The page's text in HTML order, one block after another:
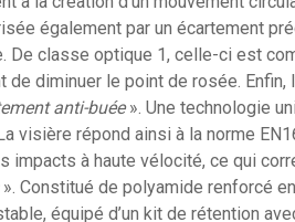
également par un écartement
De classe optique 1, celle-ci est
diminuer le point de rosée. Enfin,
anti-buée». Une technologie
visière répond ainsi à la norme
impacts à haute vélocité, ce qui
». Constitué de polyamide renforcé
équipé d’un kit de rétention